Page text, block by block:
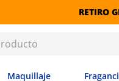
RETIRO
Maquillaje